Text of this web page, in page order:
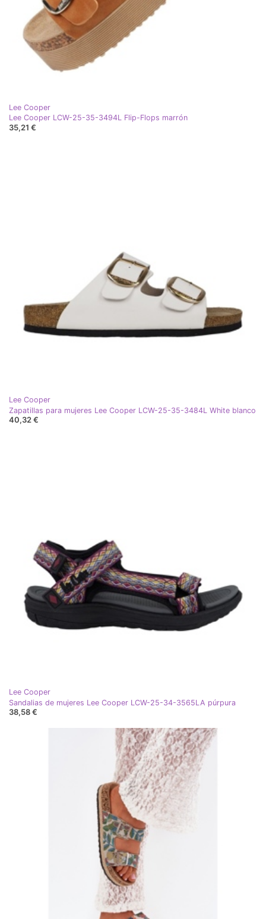
Lee Cooper
Lee Cooper LCW-25-35-3494L Flip-Flops marrón
35,21 €
Lee Cooper
Zapatillas para mujeres Lee Cooper LCW-25-35-3484L White blanco
40,32 €
Lee Cooper
Sandalias de mujeres Lee Cooper LCW-25-34-3565LA púrpura
38,58 €